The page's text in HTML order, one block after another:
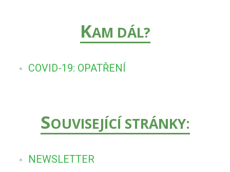
KAM DÁL?
COVID-19: OPATŘENÍ
SOUVISEJÍCÍ STRÁNKY:
NEWSLETTER